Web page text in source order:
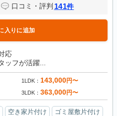
口コミ・評判 141件
入りに追加
応
ッフが活躍...
1LDK 143,000円〜
3LDK 363,000円〜
空き家片付け
ゴミ屋敷片付け